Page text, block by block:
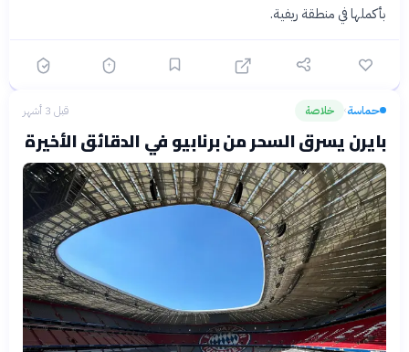
بأكملها في منطقة ريفية.
حماسة› خلاصة قبل 3 أشهر
بايرن يسرق السحر من برنابيو في الدقائق الأخيرة